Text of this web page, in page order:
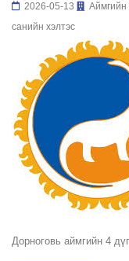
2026-05-13 Аймгийн
санийн хэлтэс
Дорноговь аймгийн 4